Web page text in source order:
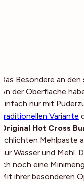
Das Besondere an
An der Oberfläche
einfach nur mit
traditionellen Variante
Original Hot Cross
schlichten Mehlpaste
nur Wasser und Mehl.
ich noch eine
Mit ihrer besonderen